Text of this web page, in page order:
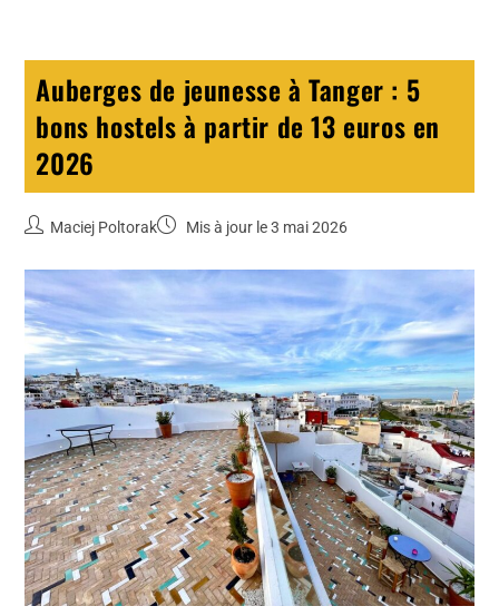
Auberges de jeunesse à Tanger : 5
bons hostels à partir de 13 euros en
2026
Maciej Poltorak Mis à jour le 3 mai 2026